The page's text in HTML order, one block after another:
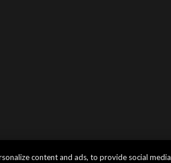
content and ads, to provide social media